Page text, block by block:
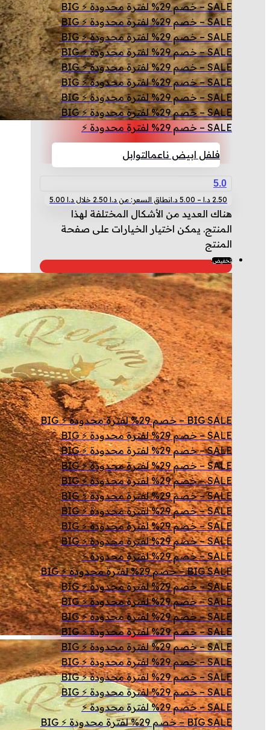
SALE – خصم 29% لفترة محدودة ⚡ BIG
SALE – خصم 29% لفترة محدودة ⚡ BIG
SALE – خصم 29% لفترة محدودة ⚡ BIG
SALE – خصم 29% لفترة محدودة ⚡ BIG
SALE – خصم 29% لفترة محدودة ⚡ BIG
SALE – خصم 29% لفترة محدودة ⚡ BIG
SALE – خصم 29% لفترة محدودة ⚡ BIG
SALE – خصم 29% لفترة محدودة ⚡ BIG
SALE – خصم 29% لفترة محدودة ⚡
فلفل ابيض ناعمالتوابل
5.0
2.50 د.ا –
5.00 د.انطاق السعر: من ⁦2.50 د.ا⁩ خلال ⁦5.00 د.ا⁩
هناك العديد من الأشكال المختلفة لهذا
المنتج. يمكن اختيار الخيارات على صفحة
المنتج
تخفيض!
BIG SALE – خصم 29% لفترة محدودة ⚡ BIG
SALE – خصم 29% لفترة محدودة ⚡ BIG
SALE – خصم 29% لفترة محدودة ⚡ BIG
SALE – خصم 29% لفترة محدودة ⚡ BIG
SALE – خصم 29% لفترة محدودة ⚡ BIG
SALE – خصم 29% لفترة محدودة ⚡ BIG
SALE – خصم 29% لفترة محدودة ⚡ BIG
SALE – خصم 29% لفترة محدودة ⚡ BIG
SALE – خصم 29% لفترة محدودة ⚡ BIG
SALE – خصم 29% لفترة محدودة ⚡
BIG SALE – خصم 29% لفترة محدودة ⚡ BIG
SALE – خصم 29% لفترة محدودة ⚡ BIG
SALE – خصم 29% لفترة محدودة ⚡ BIG
SALE – خصم 29% لفترة محدودة ⚡ BIG
SALE – خصم 29% لفترة محدودة ⚡ BIG
SALE – خصم 29% لفترة محدودة ⚡ BIG
SALE – خصم 29% لفترة محدودة ⚡ BIG
SALE – خصم 29% لفترة محدودة ⚡ BIG
SALE – خصم 29% لفترة محدودة ⚡ BIG
SALE – خصم 29% لفترة محدودة ⚡
BIG SALE – خصم 29% لفترة محدودة ⚡ BIG